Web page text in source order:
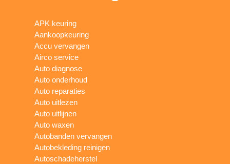
APK keuring
Aankoopkeuring
Accu vervangen
Airco service
Auto diagnose
Auto onderhoud
Auto reparaties
Auto uitlezen
Auto uitlijnen
Auto waxen
Autobanden vervangen
Autobekleding reinigen
Autoschadeherstel